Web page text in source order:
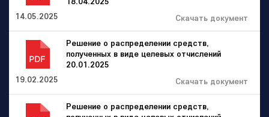
14.05.2025
Скачать документ
19.02.2025
Решение о распределении средств,
полученных в виде целевых отчислений
20.01.2025
Скачать документ
Решение о распределении средств,